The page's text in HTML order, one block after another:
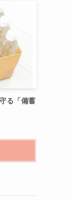
る「備蓄